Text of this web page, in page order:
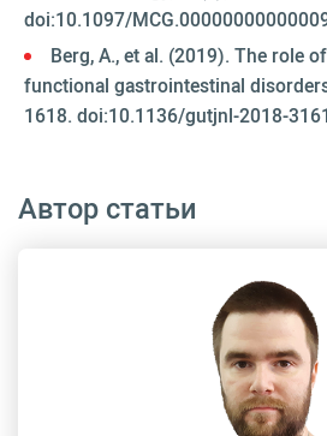
doi:10.1097/
Berg, A., et al. (2019). The role
functional gastrointestinal
1618. doi:10.1136/gutjnl-2018-
Автор статьи